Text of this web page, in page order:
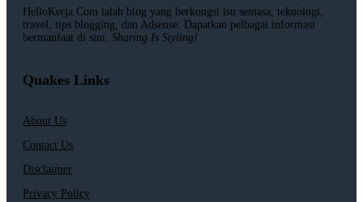
HelloKerja.Com ialah blog yang berkongsi isu semasa, teknologi,
travel, tips blogging, dan Adsense. Dapatkan pelbagai informasi
bermanfaat di sini. Sharing Is Styling!
Quakes Links
About Us
Contact Us
Disclaimer
Privacy Policy